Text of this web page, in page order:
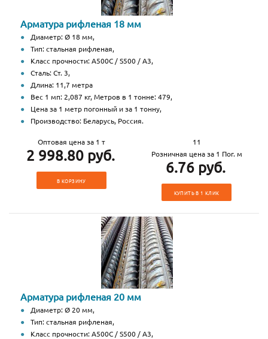
Арматура рифленая 18 мм
Диаметр: Ø 18 мм,
Тип: стальная рифленая,
Класс прочности: А500С / S500 / А3,
Сталь: Ст. 3,
Длина: 11,7 метра
Вес 1 мп: 2,087 кг, Метров в 1 тонне: 479,
Цена за 1 метр погонный и за 1 тонну,
Производство: Беларусь, Россия.
Оптовая цена за 1 т
2 998.80 руб.
В КОРЗИНУ
11
Розничная цена за 1 Пог. м
6.76 руб.
КУПИТЬ В 1 КЛИК
Арматура рифленая 20 мм
Диаметр: Ø 20 мм,
Тип: стальная рифленая,
Класс прочности: А500С / S500 / А3,